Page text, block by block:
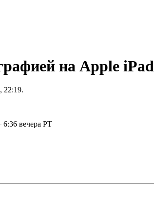
на Apple iPad
22:19.
вечера PT